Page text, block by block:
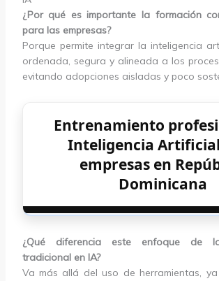
¿Por qué es importante la formación
para las empresas?
Porque permite integrar la inteligencia
ordenada, segura y alineada a los
evitando adopciones aisladas y poco
Entrenamiento
Inteligencia
empresas en
Dominicana
¿Qué diferencia este enfoque de
tradicional en IA?
Va más allá del uso de herramientas,